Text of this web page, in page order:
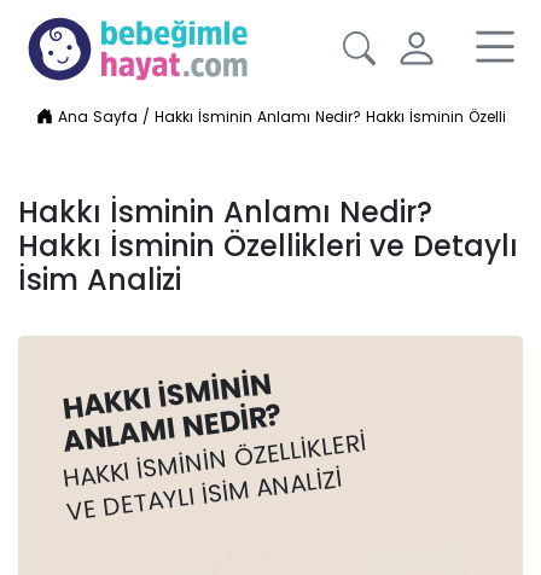
Ana Sayfa /Hakkı İsminin Anlamı Nedir? Hakkı İsminin
Hakkı İsminin Anlamı Nedir?
Hakkı İsminin Özellikleri ve Detaylı
İsim Analizi
HAKKI İSMININ
ANLAMI NEDIR?
HAKKI İSMININ ÖZELLIKLERI
VE DETAYLI İSIM ANALIZI